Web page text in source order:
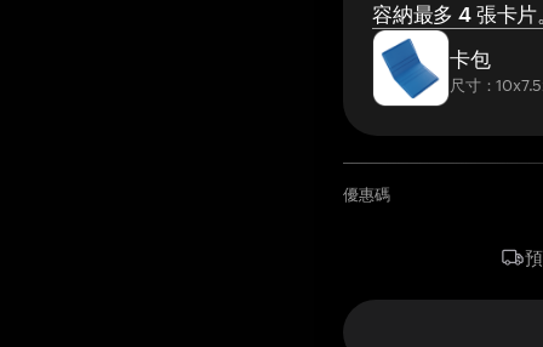
容納最多 4 張卡片
卡包
尺寸：
優惠碼